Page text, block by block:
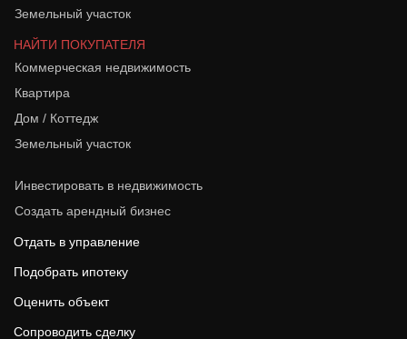
Земельный участок
НАЙТИ ПОКУПАТЕЛЯ
Коммерческая недвижимость
Квартира
Дом / Коттедж
Земельный участок
Инвестировать в недвижимость
Создать арендный бизнес
Отдать в управление
Подобрать ипотеку
Оценить объект
Сопроводить сделку